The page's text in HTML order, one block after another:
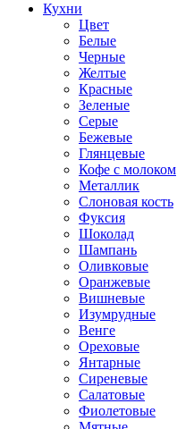
Кухни
Цвет
Белые
Черные
Желтые
Красные
Зеленые
Серые
Бежевые
Глянцевые
Кофе с молоком
Металлик
Слоновая кость
Фуксия
Шоколад
Шампань
Оливковые
Оранжевые
Вишневые
Изумрудные
Венге
Ореховые
Янтарные
Сиреневые
Салатовые
Фиолетовые